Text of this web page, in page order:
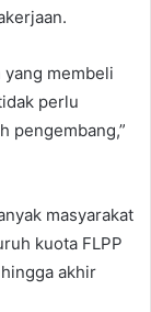
yang membeli
perlu
pengembang,”
masyarakat
kuota FLPP
akhir